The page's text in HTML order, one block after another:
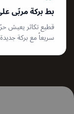
بط بركة مربّى
قطيع تكاثر يعيش
سريعاً مع بركة